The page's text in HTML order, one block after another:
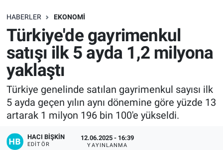
HABERLER EKONOMI
Türkiye'de gayrimenkul
satışı ilk 5 ayda 1,2 milyona
yaklaştı
Türkiye genelinde satılan gayrimenkul sayısı ilk
5 ayda geçen yılın aynı dönemine göre yüzde 13
artarak 1 milyon 196 bin 100'e yükseldi.
HACI BIŞKIN
EDITÖR
12.06.2025 - 16:39
YAYINLANMA
SAĞLIK
EKONOMİ
EĞİTİM
ÖZEL HABER
Keşfet
ASTROLOJİ